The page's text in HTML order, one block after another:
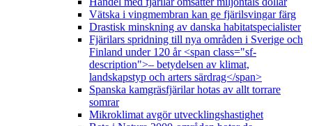
Vätska i vingmembran kan ge fjärilsvingar färg
Drastisk minskning av danska habitatspecialister
Fjärilars spridning till nya områden i Sverige och
Finland under 120 år <span class="sf-
description">– betydelsen av klimat,
landskapstyp och arters särdrag</span>
Spanska kamgräsfjärilar hotas av allt torrare
somrar
Mikroklimat avgör utvecklingshastighet